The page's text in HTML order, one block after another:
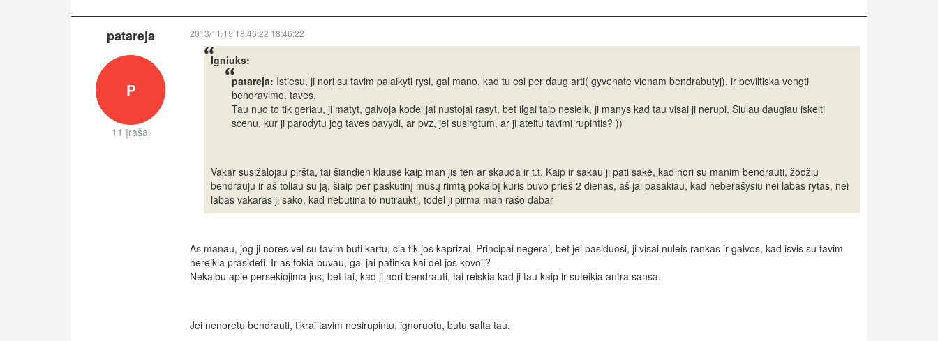
patareja
P
11 įrašai
2013/11/15 18:46:22 18:46:22
Igniuks:
patareja: Istiesu, ji nori su tavim palaikyti rysi, gal mano, kad tu esi per daug arti( gyvenate vienam bendrabutyj), ir beviltiska vengti
bendravimo, taves.
Tau nuo to tik geriau, ji matyt, galvoja kodel jai nustojai rasyt, bet ilgai taip nesielk, ji manys kad tau visai ji nerupi. Siulau daugiau iskelti
scenu, kur ji parodytu jog taves pavydi, ar pvz, jei susirgtum, ar ji ateitu tavimi rupintis? ))
Vakar susižalojau piršta, tai šiandien klausė kaip man jis ten ar skauda ir t.t. Kaip ir sakau ji pati sakė, kad nori su manim bendrauti, žodžiu
bendrauju ir aš toliau su ją. šiaip per paskutinį mūsų rimtą pokalbį kuris buvo prieš 2 dienas, aš jai pasakiau, kad neberašysiu nei labas rytas, nei
labas vakaras ji sako, kad nebutina to nutraukti, todėl ji pirma man rašo dabar
As manau, jog ji nores vel su tavim buti kartu, cia tik jos kaprizai. Principai negerai, bet jei pasiduosi, ji visai nuleis rankas ir galvos, kad isvis su tavim
nereikia prasideti. Ir as tokia buvau, gal jai patinka kai del jos kovoji?
Nekalbu apie persekiojima jos, bet tai, kad ji nori bendrauti, tai reiskia kad ji tau kaip ir suteikia antra sansa.
Jei nenoretu bendrauti, tikrai tavim nesirupintu, ignoruotu, butu salta tau.